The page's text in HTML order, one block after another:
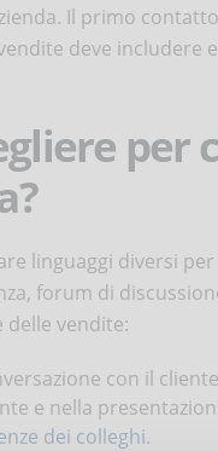
Il primo
deve includere
per
linguaggi diversi
forum di
vendite:
con il
e nella
dei colleghi.